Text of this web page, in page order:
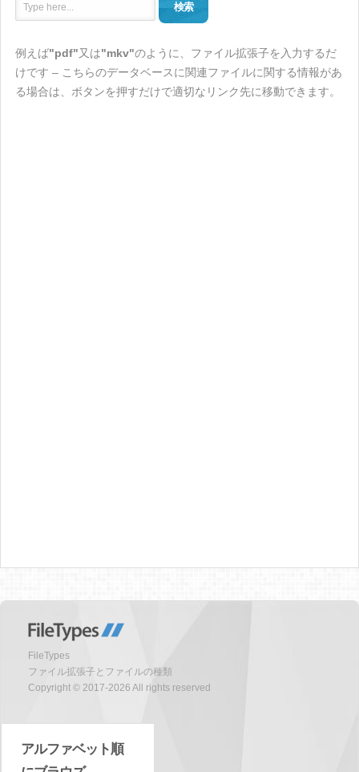
検索
例えば"pdf"又は"mkv"のように、ファイル拡張子を入力するだ
けです – こちらのデータベースに関連ファイルに関する情報があ
る場合は、ボタンを押すだけで適切なリンク先に移動できます。
FileTypes
ファイル拡張子とファイルの種類
Copyright © 2017-2026 All rights reserved
アルファベット順